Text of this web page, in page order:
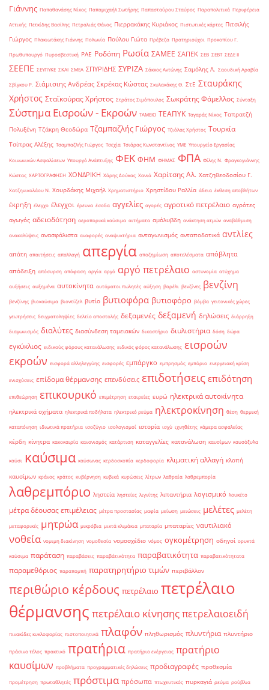
Γιάννης Παπαθανάσης Νίκος Παπαμιχαήλ Σωτήρης Παπασταύρου Σταύρος Παραπολιτικά Περιφέρεια
Αττικής Πετκίδης Βασίλης Πετραλιάς Θάνος Πιερρακάκης Κυριάκος Πιστωτικές κάρτες Πιτσιλής
Γιώργος Πλακιωτάκης Γιάννης Πολωνία Πούλου Γιώτα Πρέβεζα Πρατηριούχοι Προκοπίου Γ.
Πρωθυπουργό Πυροσβεστική ΡΑΕ Ροδόπη Ρωσία ΣΑΜΕΕ ΣΑΠΕΚ ΣΕΒ ΣΕΒΤ ΣΕΔΕ ΙΙ
ΣΕΕΠΕ ΣΕΥΠΥΚΕ ΣΚΑΙ ΣΜΕΑ ΣΠΥΡΙΔΗΣ ΣΥΡΙΖΑ Σάκκος Αντώνης Σαμόλης Λ. Σαουδική Αραβία
Σβίγκου Ρ. Σιάμισιης Ανδρέας Σκρέκας Κώστας Σκυλακάκης Θ. ΣτΕ Σταυράκης
Χρήστος Σταϊκούρας Χρήστος Στράτος Σιμόπουλος Σωκράτης Φάμελλος Σύνταξη
Σύστημα Εισροών - Εκροών ΤΑΜΕΙΟ ΤΕΑΠΥΚ Ταγαράς Νίκος Ταπρατζή
Πολυξένη Τζάκρη Θεοδώρα Τζαμπαζλής Γιώργος Τζιόλας Χρήστος Τουρκία
Τσίπρας Αλέξης Τσαμπαζλής Γιώργος Τσεχία Τσιάρας Κωνσταντίνος ΥΜΕ Υπουργείο Εργασίας
Κοινωνικών Ασφαλίσεων Υπουργό Ανάπτυξης ΦΕΚ ΦΗΜ ΦΗΜΑΣ ΦΠΑ Φίλης Ν. Φραγκογιάννης
Κώστας ΧΑΡΤΟΓΡΑΦΗΣΗ ΧΟΝΔΡΙΚΗ Χάρης Δούκας Χανιά Χαρίτσης Αλ. Χατζηθεοδοσίου Γ.
Χατζηνικολάου Ν. Χουρδάκης Μιχαήλ Χρηματιστήριο Χρηστίδου Ραλλία άδεια έκθεση αποβλήτων
έκρηξη έλεγχο έλεγχοι έρευνα έσοδα αγγελίες αγορές αγροτικό πετρέλαιο αγρότες
αγωγός αδειοδότηση αεροπορικά καύσιμα αιτήματα αμόλυβδη ανάκτηση ατμών αναβάθμιση
ανακαλύψεις ανασφάλιστα αναφορές αναψυκτήρια ανταγωνισμός ανταποδοτικά αντλίες
απάτη απαιτήσεις απαλλαγή απεργία αποζημίωση αποτελέσματα απόβλητα
απόδειξη απόσυρση απόφαση αργία αργό αργό πετρέλαιο αστυνομία ατύχημα
αυξήσεις αυξημένα αυτοκίνητα αυτόματοι πωλητές αύξηση βαρέλι βενζίνες βενζίνη
βενζίνης βιοκαύσιμα βιοντίζελ βυτίο βυτιοφόρα βυτιοφόρο βόμβα γειτονικές χώρες
γεωτρήσεις δειγματοληψίες δελτίο αποστολής δεξαμενές δεξαμενή δηλώσεις διάρρηξη
διαγωνισμός διαλύτες διασύνδεση ταμειακών δικαστήριο διυλιστήρια δόση δώρα
εγκύκλιος ειδικούς φόρους κατανάλωσης ειδικός φόρος κατανάλωσης εισροών
εκροών εισφορά αλληλεγγύης εισφορές εμπάργκο εμπρησμός εμπόριο ενεργειακή κρίση
ενισχύσεις επίδομα θέρμανσης επενδύσεις επιδοτήσεις επιδότηση
επιθεώρηση επικουρικό επιμέτρηση εταιρείες ευρώ ηλεκτρικά αυτοκίνητα
ηλεκτρικά οχήματα ηλεκτρικά ποδήλατα ηλεκτρικό ρεύμα ηλεκτροκίνηση θέση θερμική
καταπόνηση ιδιωτικά πρατήρια ισοζύγιο ισολογισμοί ιστορία ισχύ ιχνηθέτης κάμερα ασφαλείας
κέρδη κίνητρα κακοκαιρία κανονισμός κατάρτιση καταγγελίες κατανάλωση καυσίμων καυσόξυλα
καύσι καύσιμα καύσωνας κερδοσκοπία κερδοφορία κλιματική αλλαγή κλοπή
καυσίμων κράνος κράτος κυβέρνηση κυβικά κυρώσεις λίτρων λαθραία λαθρεμπορία
λαθρεμπόριο ληστεία ληστείες λιγνίτης λιπαντήρια λογισμικό λουκέτο
μέτρα δέουσας επιμέλειας μέτρα προστασίας μαφία μείωση μειώσεις μελέτες μελέτη
μεταφορικές μητρώα μικρόβια μικτά κλιμάκια μπαταρία μπαταρίες ναυτιλιακό
νοθεία νομιμη διακίνηση νομοθεσία νομοσχέδιο νόμος ογκομέτρηση οδηγοί ορυκτά
καύσιμα παράταση παραβάσεις παραβάτικότητα παραβατικότητα παραβατικότητατα
παραμεθόριος παραπομπή παρατηρητήριο τιμών περιβάλλον
περιθώριο κέρδους πετρέλαιο πετρέλαιο
θέρμανσης πετρέλαιο κίνησηςπετρελαιοειδή
πινακίδες κυκλοφορίας πιστοποιητικά πλαφόν πληθωρισμός πλυντήρια πλυντήριο
πράσινο τέλος πρακτικό πρατήρια πρατήριο ενέργειας πρατήριο
καυσίμων προβλήματα προγραμματικές δηλώσεις προδιαγραφές προθεσμία
προμέτρηση πρωταθλητές πρόστιμα πρόσωπα πτωχευτικός πυρκαγιά ρεύμα ρούβλια